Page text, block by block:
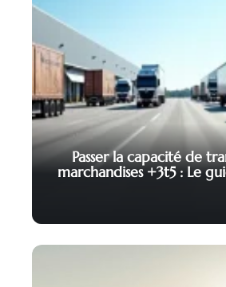
Passer la capacité de
marchandises +3t5 : Le